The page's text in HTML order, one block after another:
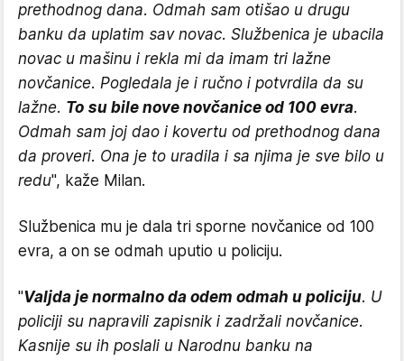
prethodnog dana. Odmah sam otišao u drugu
banku da uplatim sav novac. Službenica je ubacila
novac u mašinu i rekla mi da imam tri lažne
novčanice. Pogledala je i ručno i potvrdila da su
lažne. To su bile nove novčanice od 100 evra.
Odmah sam joj dao i kovertu od prethodnog dana
da proveri. Ona je to uradila i sa njima je sve bilo u
redu", kaže Milan.
Službenica mu je dala tri sporne novčanice od 100
evra, a on se odmah uputio u policiju.
"Valjda je normalno da odem odmah u policiju. U
policiji su napravili zapisnik i zadržali novčanice.
Kasnije su ih poslali u Narodnu banku na